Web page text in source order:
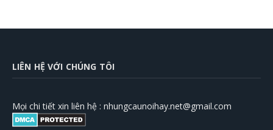
LIÊN HỆ VỚI CHÚNG TÔI
Mọi chi tiết xin liên hệ : nhungcaunoihay.net@gmail.com